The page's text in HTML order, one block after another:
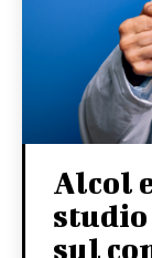
Alcol
sul